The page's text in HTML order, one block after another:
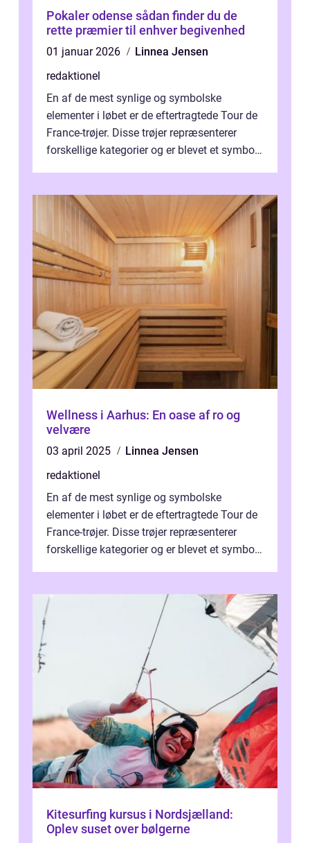
Pokaler odense sådan finder du de
rette præmier til enhver begivenhed
01 januar 2026
Linnea Jensen
redaktionel
En af de mest synlige og symbolske
elementer i løbet er de eftertragtede Tour de
France-trøjer. Disse trøjer repræsenterer
forskellige kategorier og er blevet et symbol
Wellness i Aarhus: En oase af ro og
velvære
03 april 2025
Linnea Jensen
redaktionel
En af de mest synlige og symbolske
elementer i løbet er de eftertragtede Tour de
France-trøjer. Disse trøjer repræsenterer
forskellige kategorier og er blevet et symbol
Kitesurfing kursus i Nordsjælland:
Oplev suset over bølgerne